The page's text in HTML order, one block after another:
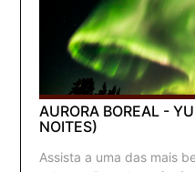
AURORA BOREAL -
NOITES)
Assista a uma das mais